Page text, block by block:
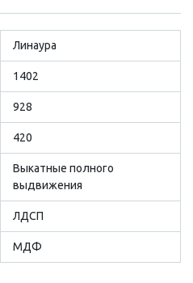
Линаура
1402
928
420
Выкатные полного
выдвижения
ЛДСП
МДФ